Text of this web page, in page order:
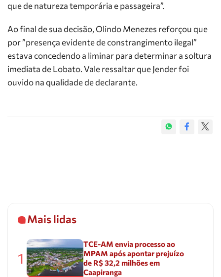
que de natureza temporária e passageira”.
Ao final de sua decisão, Olindo Menezes reforçou que
por ”presença evidente de constrangimento ilegal”
estava concedendo a liminar para determinar a soltura
imediata de Lobato. Vale ressaltar que Jender foi
ouvido na qualidade de declarante.
Mais lidas
1
TCE-AM envia processo ao
MPAM após apontar prejuízo
de R$ 32,2 milhões em
Caapiranga